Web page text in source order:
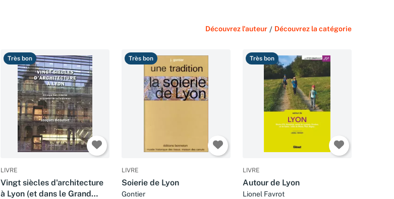
Découvrez l'auteur / Découvrez la catégorie
Très bon
LIVRE
Vingt siècles d'architecture
à Lyon (et dans le Grand
Très bon
LIVRE
Soierie de Lyon
Gontier
Très bon
LIVRE
Autour de Lyon
Lionel Favrot